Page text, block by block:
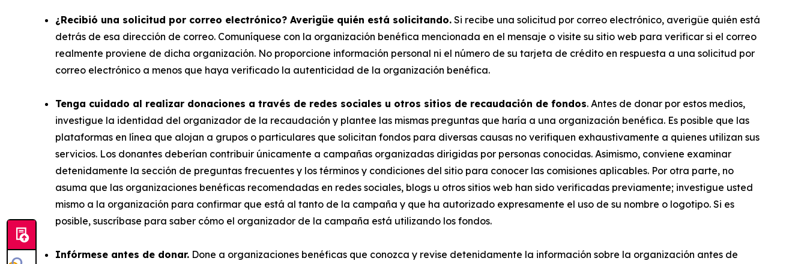
¿Recibió una solicitud por correo electrónico? Averigüe quién está solicitando. Si recibe una solicitud por correo electrónico, averigüe quién está
detrás de esa dirección de correo. Comuníquese con la organización benéfica mencionada en el mensaje o visite su sitio web para verificar si el correo
realmente proviene de dicha organización. No proporcione información personal ni el número de su tarjeta de crédito en respuesta a una solicitud por
correo electrónico a menos que haya verificado la autenticidad de la organización benéfica.
Tenga cuidado al realizar donaciones a través de redes sociales u otros sitios de recaudación de fondos. Antes de donar por estos medios,
investigue la identidad del organizador de la recaudación y plantee las mismas preguntas que haría a una organización benéfica. Es posible que las
plataformas en línea que alojan a grupos o particulares que solicitan fondos para diversas causas no verifiquen exhaustivamente a quienes utilizan sus
servicios. Los donantes deberían contribuir únicamente a campañas organizadas dirigidas por personas conocidas. Asimismo, conviene examinar
detenidamente la sección de preguntas frecuentes y los términos y condiciones del sitio para conocer las comisiones aplicables. Por otra parte, no
asuma que las organizaciones benéficas recomendadas en redes sociales, blogs u otros sitios web han sido verificadas previamente; investigue usted
mismo a la organización para confirmar que está al tanto de la campaña y que ha autorizado expresamente el uso de su nombre o logotipo. Si es
posible, suscríbase para saber cómo el organizador de la campaña está utilizando los fondos.
Infórmese antes de donar. Done a organizaciones benéficas que conozca y revise detenidamente la información sobre la organización antes de